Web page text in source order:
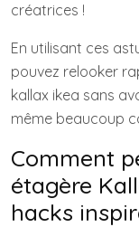
créatrices !
En utilisant ces
pouvez relooker
kallax ikea sans
même beaucoup
Comment
étagère
hacks